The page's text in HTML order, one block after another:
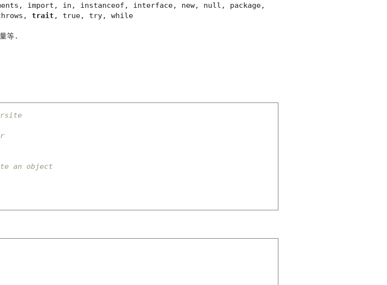
import, in, instanceof, interface, new, null, package,
trait , true, try, while
等.
an object